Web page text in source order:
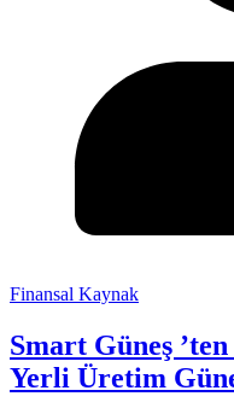
Finansal Kaynak
Smart Güneş
Yerli Üretim